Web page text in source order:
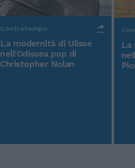
Controtempo
La modernità di Ulisse
nell'Odissea pop di
Christopher Nolan
La